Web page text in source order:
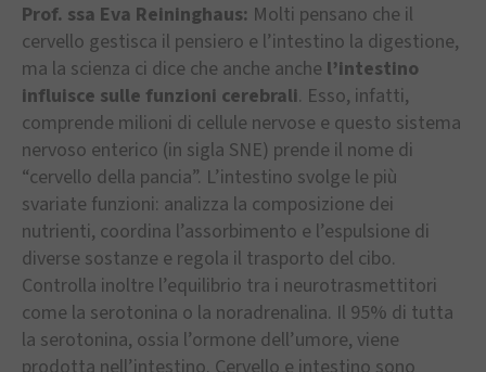
Prof. ssa Eva Reininghaus: Molti pensano che il
cervello gestisca il pensiero e l’intestino la digestione,
ma la scienza ci dice che anche anche l’intestino
influisce sulle funzioni cerebrali. Esso, infatti,
comprende milioni di cellule nervose e questo sistema
nervoso enterico (in sigla SNE) prende il nome di
“cervello della pancia”. L’intestino svolge le più
svariate funzioni: analizza la composizione dei
nutrienti, coordina l’assorbimento e l’espulsione di
diverse sostanze e regola il trasporto del cibo.
Controlla inoltre l’equilibrio tra i neurotrasmettitori
come la serotonina o la noradrenalina. Il 95% di tutta
la serotonina, ossia l’ormone dell’umore, viene